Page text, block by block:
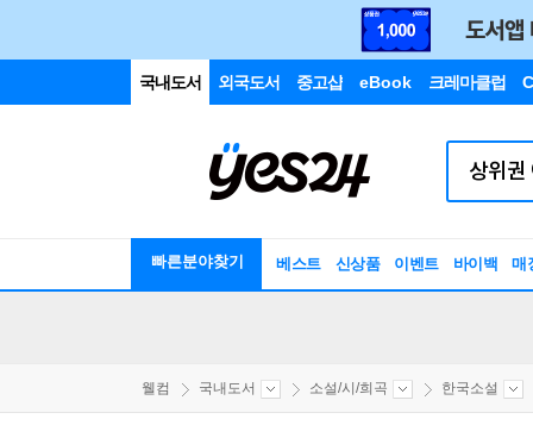
국내도서 외국도서 중고샵 eBook 크레마클럽
빠른분야찾기 베스트 신상품 이벤트 바이백 매
웰컴 국내도서 소설/시/희곡 한국소설